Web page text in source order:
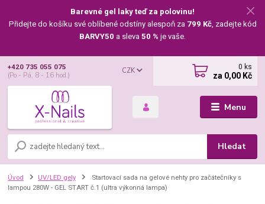
Barevné gel laky teď za polovinu!
Přidejte do košíku své oblíbené odstíny alespoň za 799 Kč, zadejte kód
BARVY50 a sleva 50 % je vaše.
Menu
CZK
Hledat
+420 735 055 075
(Po - Pá, 8 - 16 hod.)
0 ks
za 0,00 Kč
Úvod UV/LED gely
Startovací sada na gelové nehty pro začátečníky s
lampou 280W - GEL START č.1 (ultra výkonná lampa)